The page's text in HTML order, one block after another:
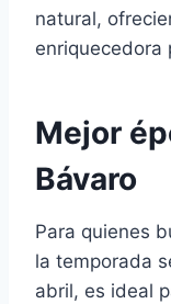
natural,
enriquecedora
Mejor
Bávaro
Para quienes
la temporada
abril, es ideal